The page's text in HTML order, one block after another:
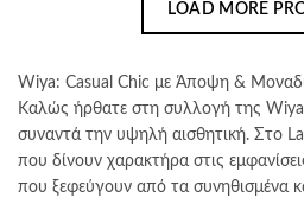
LOAD MORE
Wiya: Casual Chic με Άποψη &
Καλώς ήρθατε στη συλλογή της
συναντά την υψηλή αισθητική. Στο
που δίνουν χαρακτήρα στις
που ξεφεύγουν από τα συνηθισμένα